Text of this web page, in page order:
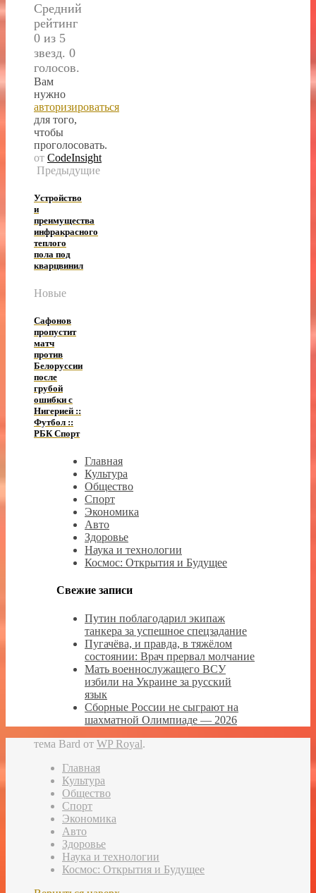
Средний
рейтинг
0 из 5
звезд. 0
голосов.
Вам
нужно
авторизироваться
для того,
чтобы
проголосовать.
от CodeInsight
Предыдущие
Устройство
и
преимущества
инфракрасного
теплого
пола под
кварцвинил
Новые
Сафонов
пропустит
матч
против
Белоруссии
после
грубой
ошибки с
Нигерией ::
Футбол ::
РБК Спорт
Главная
Культура
Общество
Спорт
Экономика
Авто
Здоровье
Наука и технологии
Космос: Открытия и Будущее
Свежие записи
Путин поблагодарил экипаж
танкера за успешное спецзадание
Пугачёва, и правда, в тяжёлом
состоянии: Врач прервал молчание
Мать военнослужащего ВСУ
избили на Украине за русский
язык
Сборные России не сыграют на
шахматной Олимпиаде — 2026
тема Bard от WP Royal.
Главная
Культура
Общество
Спорт
Экономика
Авто
Здоровье
Наука и технологии
Космос: Открытия и Будущее